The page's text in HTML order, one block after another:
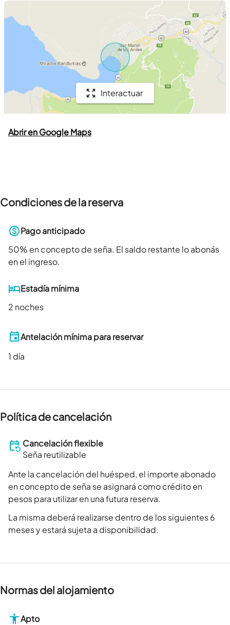
Interactuar
Abrir en Google Maps
Condiciones de la reserva
Pago anticipado
50% en concepto de seña. El saldo restante lo abonás
en el ingreso.
Estadía mínima
2 noches
Antelación mínima para reservar
1 día
Política de cancelación
Cancelación flexible
Seña reutilizable
Ante la cancelación del huésped, el importe abonado
en concepto de seña se asignará como crédito en
pesos para utilizar en una futura reserva.
La misma deberá realizarse dentro de los siguientes 6
meses y estará sujeta a disponibilidad.
Normas del alojamiento
Apto